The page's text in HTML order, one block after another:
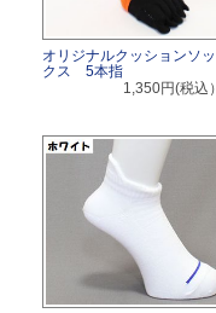
オリジナルクッションソッ
クス 5本指
1,350円(税込）